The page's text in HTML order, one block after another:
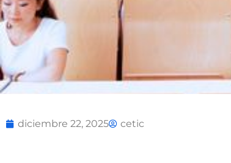
diciembre 22, 2025 cetic